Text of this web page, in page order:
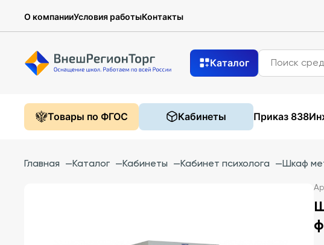
О компанииУсловия работыКонтакты
Каталог
Товары по ФГОС Кабинеты Приказ 838
Главная —Каталог —Кабинеты —Кабинет психолога —Шкаф